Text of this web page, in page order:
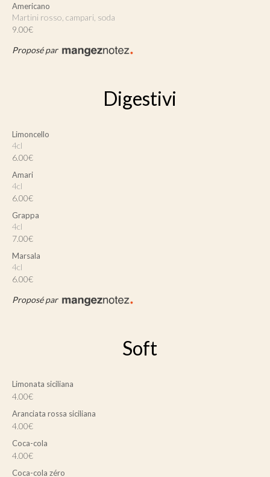
Americano
Martini rosso, campari, soda
9.00€
Proposé par
Digestivi
Limoncello
4cl
6.00€
Amari
4cl
6.00€
Grappa
4cl
7.00€
Marsala
4cl
6.00€
Proposé par
Soft
Limonata siciliana
4.00€
Aranciata rossa siciliana
4.00€
Coca-cola
4.00€
Coca-cola zéro